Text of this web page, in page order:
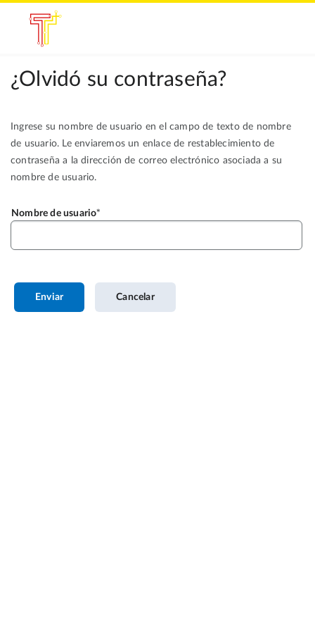
¿Olvidó su contraseña?
Ingrese su nombre de usuario en el campo de texto de nombre
de usuario. Le enviaremos un enlace de restablecimiento de
contraseña a la dirección de correo electrónico asociada a su
nombre de usuario.
Nombre de usuario
Enviar Cancelar